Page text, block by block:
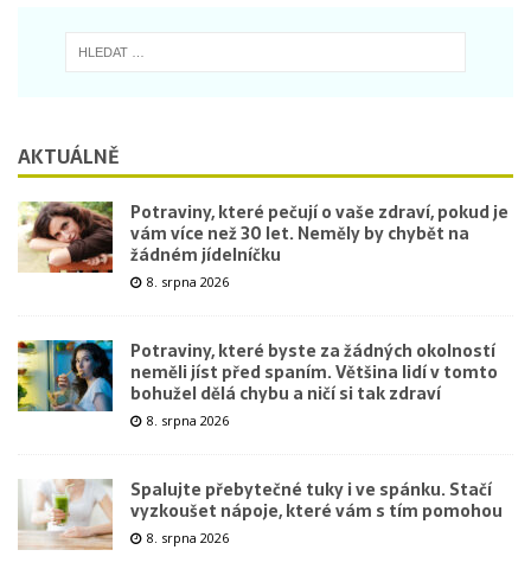
AKTUÁLNĚ
Potraviny, které pečují o vaše zdraví, pokud je
vám více než 30 let. Neměly by chybět na
žádném jídelníčku
8. srpna 2026
Potraviny, které byste za žádných okolností
neměli jíst před spaním. Většina lidí v tomto
bohužel dělá chybu a ničí si tak zdraví
8. srpna 2026
Spalujte přebytečné tuky i ve spánku. Stačí
vyzkoušet nápoje, které vám s tím pomohou
8. srpna 2026